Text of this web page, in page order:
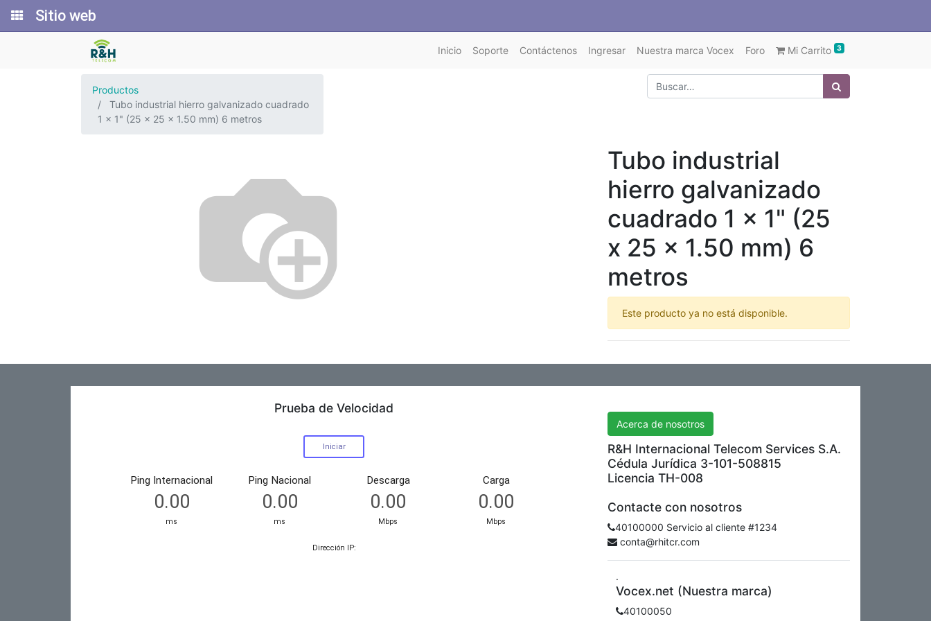
Sitio web
Inicio Soporte Contáctenos Ingresar Nuestra marca Vocex Foro Mi Carrito 3
Productos
Tubo industrial hierro galvanizado cuadrado
1 x 1" (25 x 25 x 1.50 mm) 6 metros
Tubo industrial
hierro galvanizado
cuadrado 1 x 1" (25
x 25 x 1.50 mm) 6
metros
Este producto ya no está disponible.
Prueba de Velocidad
Acerca de nosotros
R&H Internacional Telecom Services S.A.
Cédula Jurídica 3-101-508815
Licencia TH-008
Contacte con nosotros
40100000 Servicio al cliente #1234
conta@rhitcr.com
.
Vocex.net (Nuestra marca)
40100050